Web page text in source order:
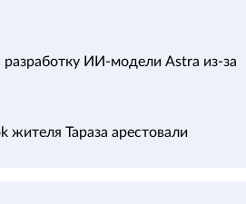
разработку ИИ-модели Astra из-за
жителя Тараза арестовали